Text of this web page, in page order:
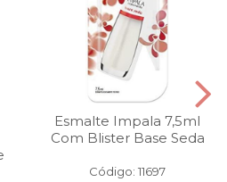
Esmalte Impala 7,5ml
Com Blister Base Seda
Código: 11697